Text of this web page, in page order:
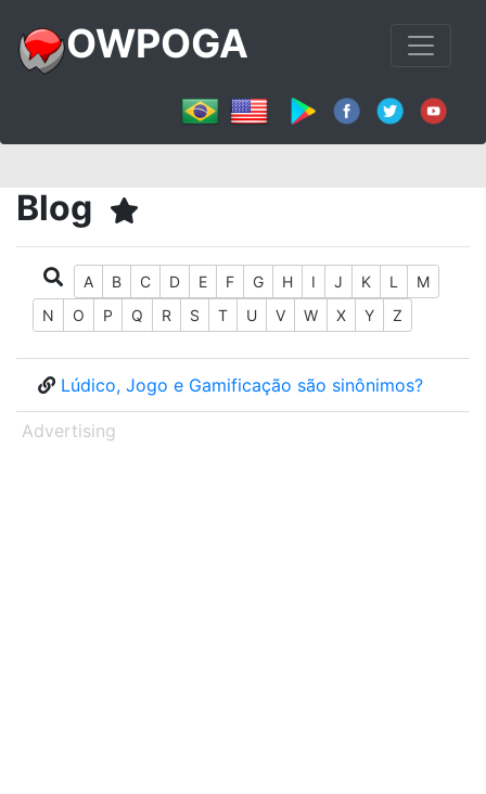
OWPOGA
Blog
A B C D E F G H I J K L
M
N
O P Q R S T U V W X Y Z
Lúdico, Jogo e Gamificação são sinônimos?
Advertising